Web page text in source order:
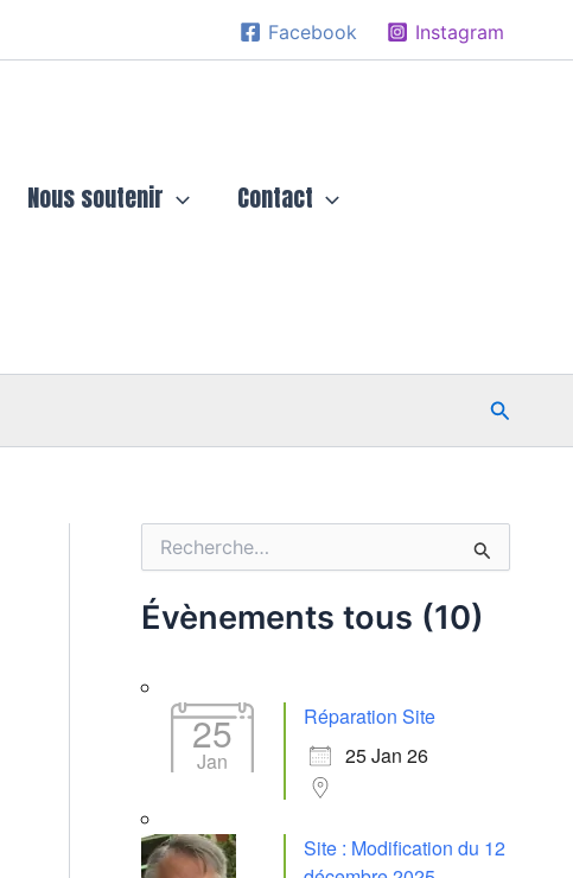
Facebook Instagram
Nous soutenir
Contact
e
h
c
Évènements tous (10)
25
Jan
Réparation Site
25 Jan 26
Site : Modification du 12